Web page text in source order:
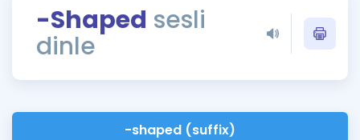
Rehberlik Aracı
ÖSYM Sınav Takvimi
-Shaped sesli
dinle
-shaped (suffix)